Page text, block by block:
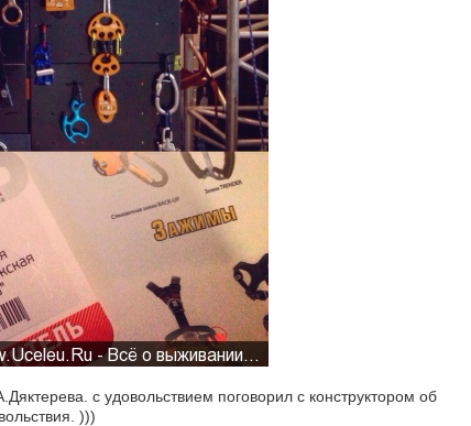
с удовольствием поговорил с конструктором об
)))